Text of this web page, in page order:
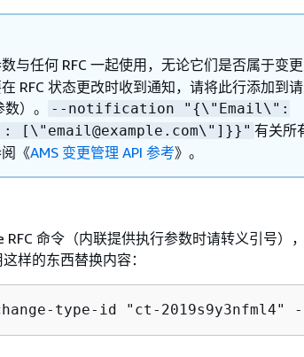
与任何 RFC 一起使用，无论它们是否属于变
RFC 状态更改时收到通知，请将此行添加到
）。
--notification " {\"Email\":
[\"email@example.com\"]}}" 有关所
《AMS 变更管理 API 参考》。
命令（内联提供执行参数时请转义引号）
样的东西替换内容：
type-id "ct-